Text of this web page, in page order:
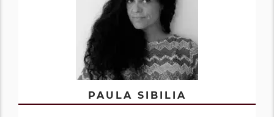
PAULA SIBILIA